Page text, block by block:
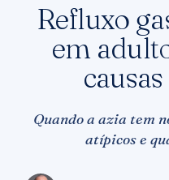
Refluxo
em
Quando a azia tem
atípicos e